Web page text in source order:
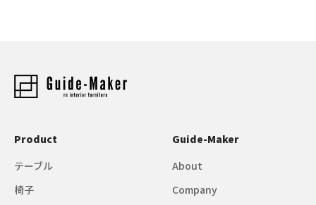
Product
テーブル
椅子
Guide-Maker
About
Company